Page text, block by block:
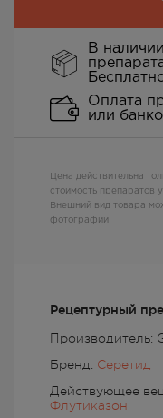
Рецептурный
Производитель:
Бренд: Серетид
Действующее
Флутиказон
В
Оплата
или
Цена действительна
стоимость препаратов
Внешний вид товара
фотографии